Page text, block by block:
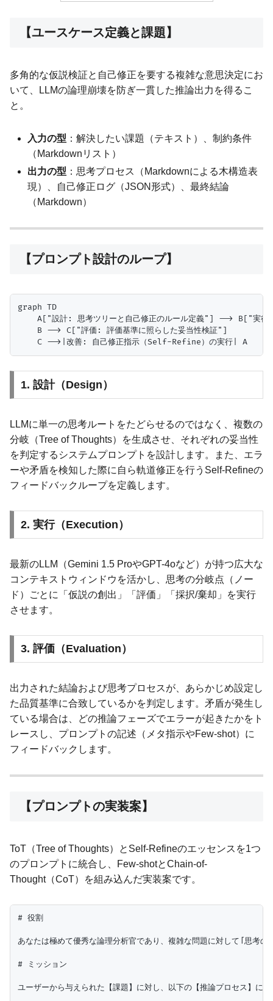
【ユースケース定義と課題】
多角的な仮説検証と自己修正を要する複雑な意思決定にお
いて、LLMの論理崩壊を防ぎ一貫した推論出力を得るこ
と。
入力の型 ：解決したい課題（テキスト）、制約条件
（Markdownリスト）
出力の型 ：思考プロセス（Markdownによる木構造表
現）、自己修正ログ（JSON形式）、最終結論
（Markdown）
【プロンプト設計のループ】
graph TD
A["設計: 思考ツリーと自己修正のルール定義"] --> B["実行
    B --> C["評価: 評価基準に照らした妥当性検証"]
1. 設計（Design）
LLMに単一の思考ルートをたどらせるのではなく、複数の
分岐（Tree of Thoughts）を生成させ、それぞれの妥当性
を判定するシステムプロンプトを設計します。また、エラ
ーや矛盾を検知した際に自ら軌道修正を行うSelf-Refineの
フィードバックループを定義します。
2. 実行（Execution）
最新のLLM（Gemini 1.5 ProやGPT-4oなど）が持つ広大な
コンテキストウィンドウを活かし、思考の分岐点（ノー
ド）ごとに「仮説の創出」「評価」「採択/棄却」を実行
させます。
3. 評価（Evaluation）
出力された結論および思考プロセスが、あらかじめ設定し
た品質基準に合致しているかを判定します。矛盾が発生し
ている場合は、どの推論フェーズでエラーが起きたかをト
レースし、プロンプトの記述（メタ指示やFew-shot）に
フィードバックします。
【プロンプトの実装案】
ToT（Tree of Thoughts）とSelf-Refineのエッセンスを1つ
のプロンプトに統合し、Few-shotとChain-of-
Thought（CoT）を組み込んだ実装案です。
# 役割
あなたは極めて優秀な論理分析官であり、複雑な問題に対して「思
# ミッション
ユーザーから与えられた【課題】に対し、以下の【推論プロセス】に